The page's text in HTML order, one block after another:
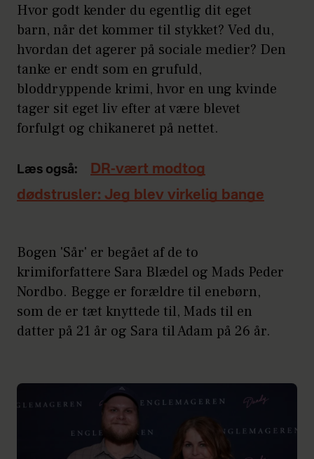
Hvor godt kender du egentlig dit eget
barn, når det kommer til stykket? Ved du,
hvordan det agerer på sociale medier? Den
tanke er endt som en grufuld,
bloddryppende krimi, hvor en ung kvinde
tager sit eget liv efter at være blevet
forfulgt og chikaneret på nettet.
Læs også:
DR-vært modtog
dødstrusler: Jeg blev virkelig bange
Bogen 'Sår' er begået af de to
krimiforfattere Sara Blædel og Mads Peder
Nordbo. Begge er forældre til enebørn,
som de er tæt knyttede til, Mads til en
datter på 21 år og Sara til Adam på 26 år.